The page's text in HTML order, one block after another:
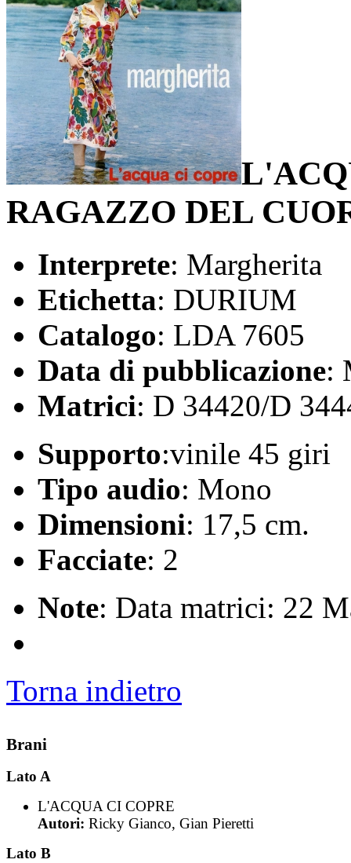
RAGAZZO DEL
Interprete: Margherita
Etichetta: DURIUM
Catalogo: LDA 7605
Data di pubblicazione:
Matrici: D 34420/D
Supporto:vinile 45 giri
Tipo audio: Mono
Dimensioni: 17,5 cm.
Facciate: 2
Note: Data matrici: 22
Torna indietro
Brani
Lato A
L'ACQUA CI COPRE
Autori: Ricky Gianco, Gian Pieretti
Lato B